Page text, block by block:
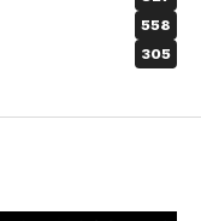
558
305